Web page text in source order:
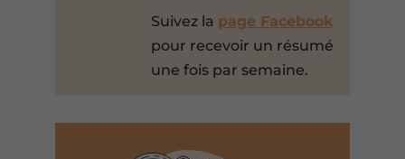
Suivez la page Facebook
pour recevoir un résumé
une fois par semaine.